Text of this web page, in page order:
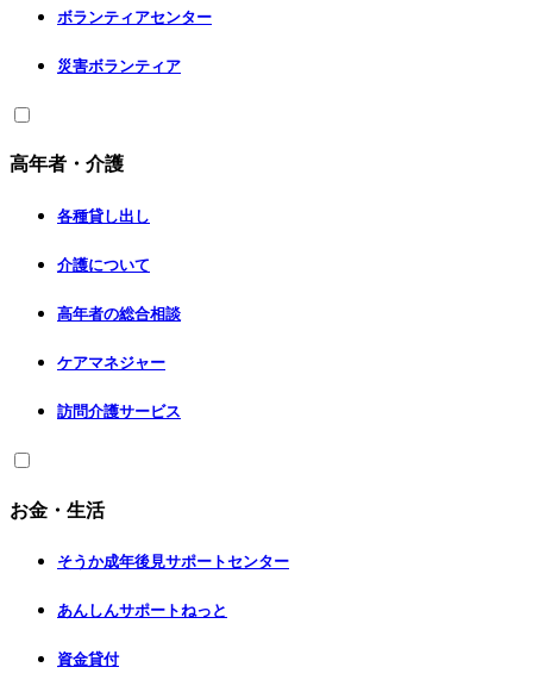
ボランティアセンター
災害ボランティア
高年者・介護
各種貸し出し
介護について
高年者の総合相談
ケアマネジャー
訪問介護サービス
お金・生活
そうか成年後見サポートセンター
あんしんサポートねっと
資金貸付